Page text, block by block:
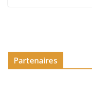
Partenaires